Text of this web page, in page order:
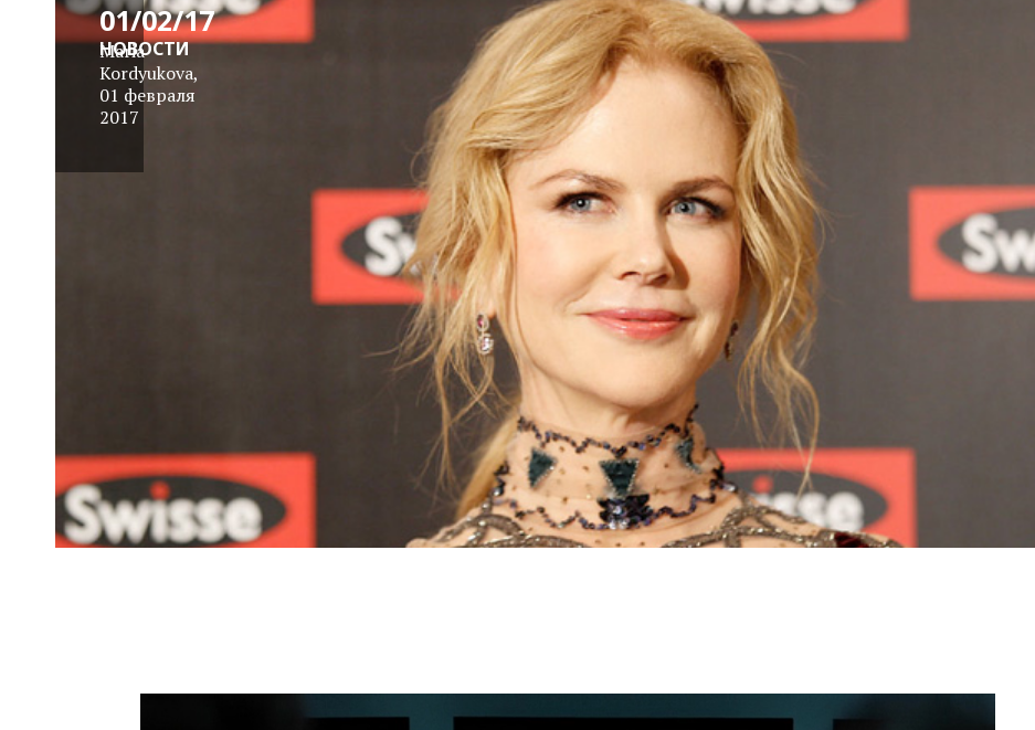
01/02/17
Maria
Kordyukova,
01 февраля
2017
НОВОСТИ